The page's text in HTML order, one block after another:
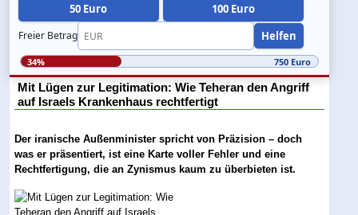
50 Euro 100 Euro
Freier Betrag Helfen
34% 750 Euro
Mit Lügen zur Legitimation: Wie Teheran den Angriff
auf Israels Krankenhaus rechtfertigt
Der iranische Außenminister spricht von Präzision – doch
was er präsentiert, ist eine Karte voller Fehler und eine
Rechtfertigung, die an Zynismus kaum zu überbieten ist.